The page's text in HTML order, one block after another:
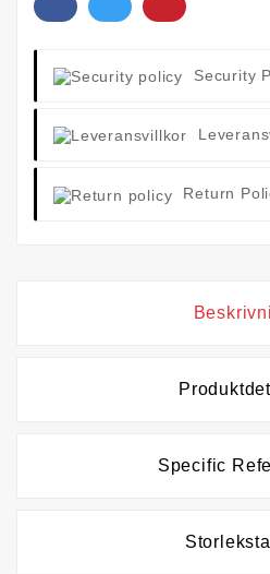
Security
Return
Specific